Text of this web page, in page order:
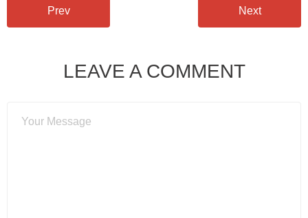
Prev Next
LEAVE A COMMENT